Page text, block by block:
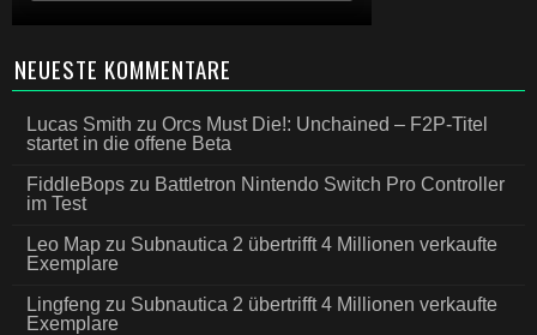
NEUESTE KOMMENTARE
Lucas Smith zu Orcs Must Die!: Unchained – F2P-Titel
startet in die offene Beta
FiddleBops zu Battletron Nintendo Switch Pro Controller
im Test
Leo Map zu Subnautica 2 übertrifft 4 Millionen verkaufte
Exemplare
Lingfeng zu Subnautica 2 übertrifft 4 Millionen verkaufte
Exemplare